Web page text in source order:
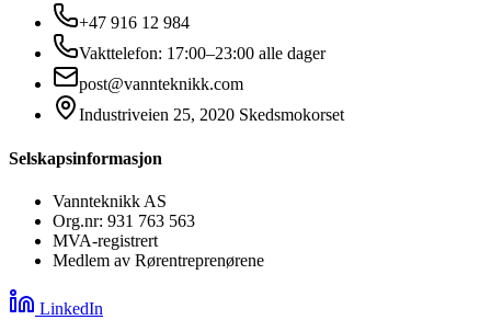
+47 916 12 984
Vakttelefon: 17:00–23:00 alle dager
post@vannteknikk.com
Industriveien 25, 2020 Skedsmokorset
Selskapsinformasjon
Vannteknikk AS
Org.nr: 931 763 563
MVA-registrert
Medlem av Rørentreprenørene
LinkedIn